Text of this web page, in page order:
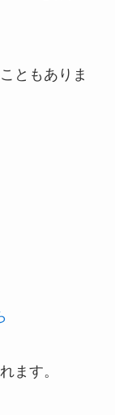
ともありま
ます。